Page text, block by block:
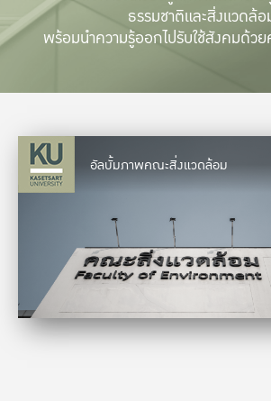
ธรรมชาติและสิ่งแวดล้
พร้อมนำความรู้ออกไปรับใช้สังคมด้ว
อัลบั้มภาพคณะสิ่งแวดล้อม